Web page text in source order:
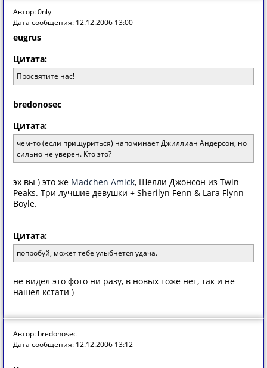
Автор: 0nly
Дата сообщения: 12.12.2006 13:00
eugrus
Цитата:
Просвятите нас!
bredonosec
Цитата:
чем-то (если прищуриться) напоминает Джиллиан Андерсон, но
сильно не уверен. Кто это?
эх вы ) это же Madchen Amick, Шелли Джонсон из Twin
Peaks. Три лучшие девушки + Sherilyn Fenn & Lara Flynn
Boyle.
Цитата:
попробуй, может тебе улыбнется удача.
не видел это фото ни разу, в новых тоже нет, так и не
нашел кстати )
Автор: bredonosec
Дата сообщения: 12.12.2006 13:12